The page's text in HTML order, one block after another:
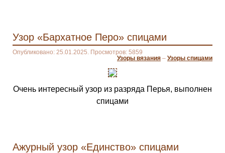
Узор «Бархатное Перо» спицами
Опубликовано: 25.01.2025. Просмотров: 5859
Узоры вязания – Узоры спицами
Очень интересный узор из разряда Перья, выполнен
спицами
Ажурный узор «Единство» спицами